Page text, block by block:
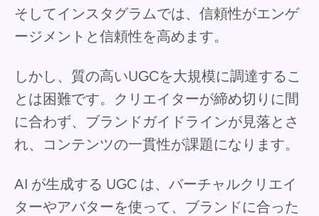
そしてインスタグラムでは、信頼性がエンゲ
ージメントと信頼性を高めます。
しかし、質の高いUGCを大規模に調達するこ
とは困難です。クリエイターが締め切りに間
に合わず、ブランドガイドラインが見落とさ
れ、コンテンツの一貫性が課題になります。
AI が生成する UGC は、バーチャルクリエイ
ターやアバターを使って、ブランドに合った